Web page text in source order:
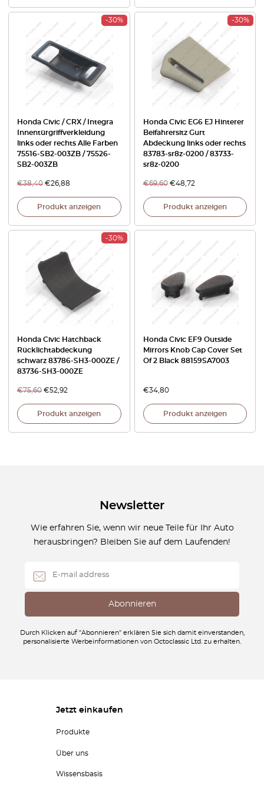
-30%
Honda Civic / CRX / Integra
Innentürgriffverkleidung
links oder rechts Alle Farben
75516-SB2-003ZB / 75526-
SB2-003ZB
€38,40 €26,88
Produkt anzeigen
-30%
Honda Civic EG6 EJ Hinterer
Beifahrersitz Gurt
Abdeckung links oder rechts
83783-sr8z-0200 / 83733-
sr8z-0200
€69,60 €48,72
Produkt anzeigen
-30%
Honda Civic Hatchback
Rücklichtabdeckung
schwarz 83786-SH3-000ZE /
83736-SH3-000ZE
€75,60 €52,92
Produkt anzeigen
Honda Civic EF9 Outside
Mirrors Knob Cap Cover Set
Of 2 Black 88159SA7003
€34,80
Produkt anzeigen
Newsletter
Wie erfahren Sie, wenn wir neue Teile für Ihr Auto
herausbringen? Bleiben Sie auf dem Laufenden!
Durch Klicken auf "Abonnieren" erklären Sie sich damit einverstanden,
personalisierte Werbeinformationen von Octoclassic Ltd. zu erhalten.
Jetzt einkaufen
Produkte
Über uns
Wissensbasis